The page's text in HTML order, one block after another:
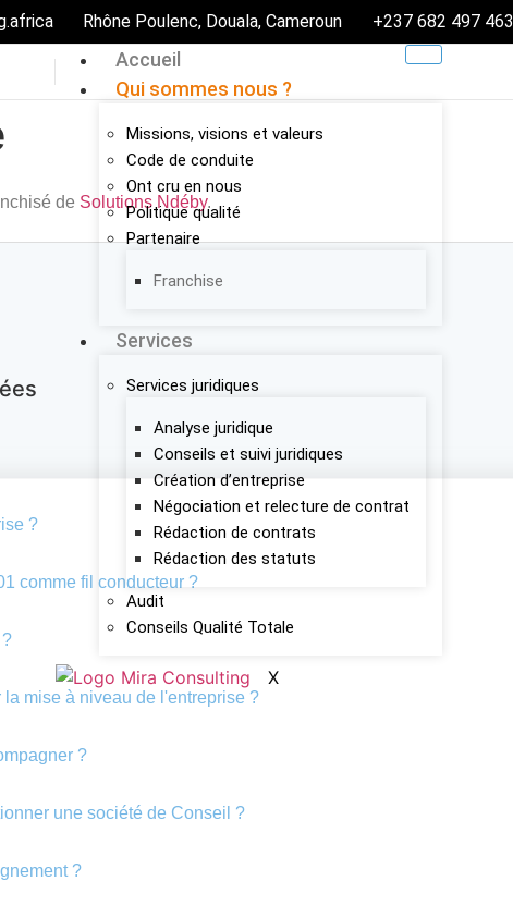
Rhône Poulenc, Douala, Cameroun +237 682 497 463
Accueil
Qui sommes nous ?
Missions, visions et valeurs
Code de conduite
Ont cru en nous
Politique qualité
Partenaire
Franchise
Services
Services juridiques
Analyse juridique
Conseils et suivi juridiques
Création d’entreprise
Négociation et relecture de contrat
Rédaction de contrats
Rédaction des statuts
Audit
Conseils Qualité Totale
X
de Solutions Ndéby.
?
comme fil conducteur ?
mise à niveau de l'entreprise ?
?
une société de Conseil ?
?